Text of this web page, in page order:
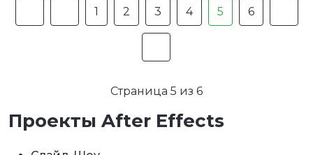
1 2 3 4 5 6
Страница 5 из 6
Проекты After Effects